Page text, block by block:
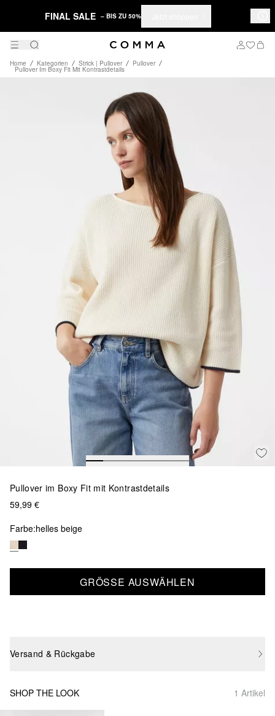
FINAL SALE – BIS ZU 50%
Home Kategorien Strick | Pullover Pullover
Pullover Im Boxy Fit Mit Kontrastdetails
Pullover im Boxy Fit mit Kontrastdetails
59,99 €
Farbe:helles beige
GRÖSSE AUSWÄHLEN
Versand & Rückgabe
SHOP THE LOOK 1 Artikel